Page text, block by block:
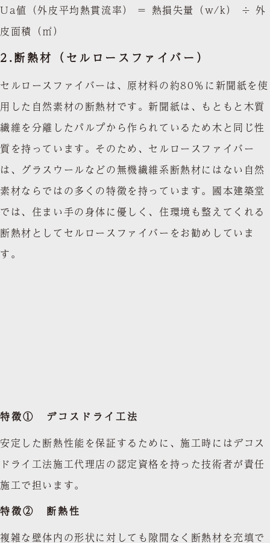
Ua値（外皮平均熱貫流率） ＝ 熱損失量（w/k） ÷ 外
皮面積（㎡）
2.断熱材（セルロースファイバー）
セルロースファイバーは、原材料の約80％に新聞紙を使
用した自然素材の断熱材です。新聞紙は、もともと木質
繊維を分離したパルプから作られているため木と同じ性
質を持っています。そのため、セルロースファイバー
は、グラスウールなどの無機繊維系断熱材にはない自然
素材ならではの多くの特徴を持っています。國本建築堂
では、住まい手の身体に優しく、住環境も整えてくれる
断熱材としてセルロースファイバーをお勧めしていま
す。
特徴① デコスドライ工法
安定した断熱性能を保証するために、施工時にはデコス
ドライ工法施工代理店の認定資格を持った技術者が責任
施工で担います。
特徴② 断熱性
複雑な壁体内の形状に対しても隙間なく断熱材を充填で